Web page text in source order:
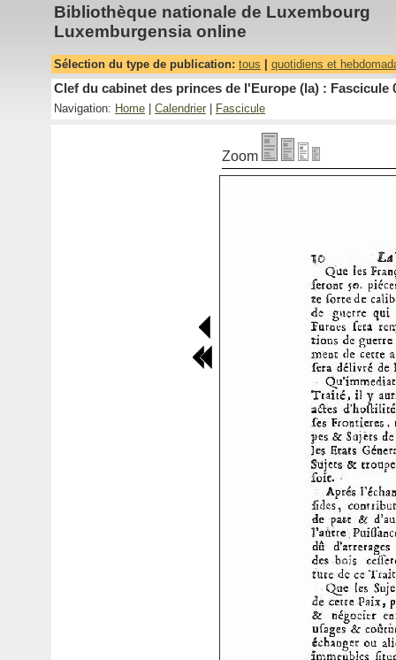
Bibliothèque nationale de Luxembourg
Luxemburgensia online
Sélection du type de publication: tous quotidiens et
Clef du cabinet des princes de l'Europe (la) : Fascicule
Navigation: Home Calendrier Fascicule
Zoom